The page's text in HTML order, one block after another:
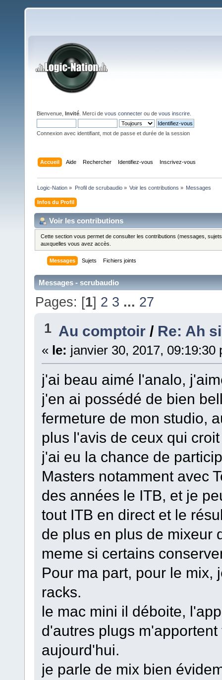
Bienvenue, Invité . Merci de vous connecter ou de vous inscrire
Connexion avec identifiant, mot de passe et durée de la session
Accueil Aide Rechercher Identifiez-vous Inscrivez-vous
Logic-Nation » Profil de scrubaudio» Voir les contributions » Messages
Infos du Profil
Voir les contributions
Cette section vous permet de consulter les contributions (messages,
auxquelles vous avez accès.
Messages Sujets Fichiers joints
Messages - scrubaudio
Pages: [1] 2 3 ... 27
1 Au comptoir / Re: Ah
« le: janvier 30, 2017, 09:19:30
j'ai beau aimé l'analo,
j'en ai possédé de bien
fermeture de mon studio,
plus l'avis de ceux qui
j'ai eu la chance de
Masters notamment avec
des années le ITB, et je
tout ITB en direct et le
de plus en plus de mixeur
meme si certains
Pour ma part, pour le mix,
racks.
le mac mini il déboite,
d'autres plugs
aujourd'hui.
je parle de mix bien